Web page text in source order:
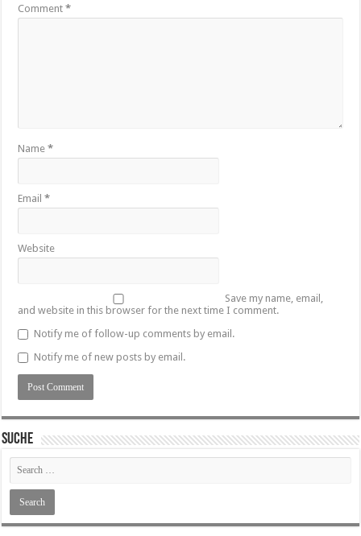
Comment*
Name*
Email*
Website
Save my name, email,
and website in this browser for the next time I comment.
Notify me of follow-up comments by email.
Notify me of new posts by email.
SUCHE